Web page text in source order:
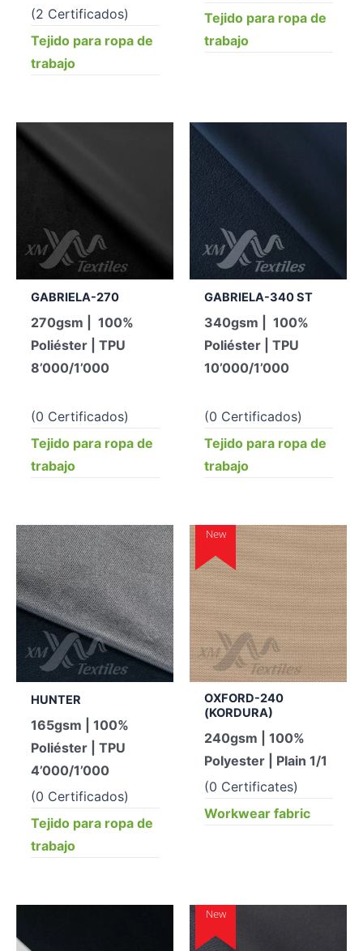
(2 Certificados)
Tejido para ropa de
trabajo
Tejido para ropa de
trabajo
GABRIELA-270
270gsm | 100%
Poliéster | TPU
8’000/1’000
(0 Certificados)
Tejido para ropa de
trabajo
GABRIELA-340 ST
340gsm | 100%
Poliéster | TPU
10’000/1’000
(0 Certificados)
Tejido para ropa de
trabajo
HUNTER
165gsm | 100%
Poliéster | TPU
4’000/1’000
(0 Certificados)
Tejido para ropa de
trabajo
New
OXFORD-240
(KORDURA)
240gsm | 100%
Polyester | Plain 1/1
(0 Certificates)
Workwear fabric
New